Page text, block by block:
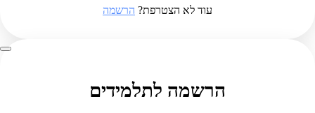
עוד לא הצטרפת? הרשמה
הרשמה לתלמידים